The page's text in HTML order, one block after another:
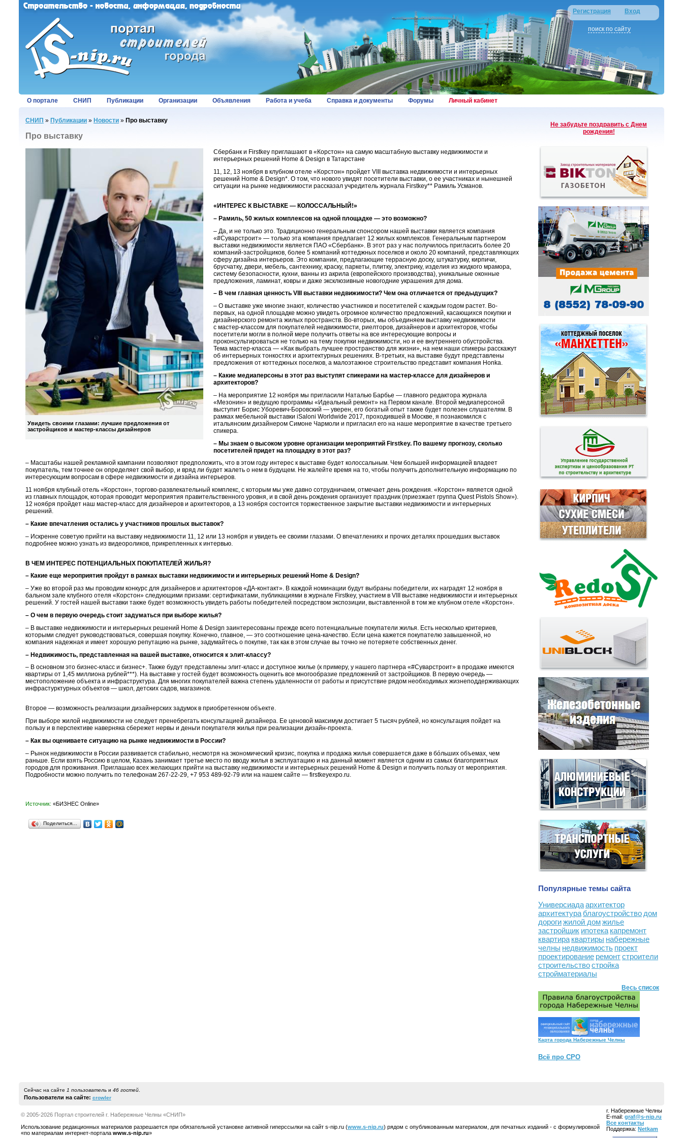
Регистрация Вход
поиск по сайту
О портале СНИП Публикации Организации Объявления Работа и учеба Справка и документы Форумы Личный кабинет
СНИП » Публикации » Новости » Про выставку
Про выставку
Увидеть своими глазами: лучшие предложения от
застройщиков и мастер-классы дизайнеров
Сбербанк и Firstkey приглашают в «Корстон» на самую масштабную выставку недвижимости и
интерьерных решений Home & Design в Татарстане
11, 12, 13 ноября в клубном отеле «Корстон» пройдет VIII выставка недвижимости и интерьерных
решений Home & Design*. О том, что нового увидят посетители выставки, о ее участниках и нынешней
ситуации на рынке недвижимости рассказал учредитель журнала Firstkey** Рамиль Усманов.
«ИНТЕРЕС К ВЫСТАВКЕ — КОЛОССАЛЬНЫЙ!»
– Рамиль, 50 жилых комплексов на одной площадке — это возможно?
– Да, и не только это. Традиционно генеральным спонсором нашей выставки является компания
«#Суварстроит» — только эта компания предлагает 12 жилых комплексов. Генеральным партнером
выставки недвижимости является ПАО «Сбербанк». В этот раз у нас получилось пригласить более 20
компаний-застройщиков, более 5 компаний коттеджных поселков и около 20 компаний, представляющих
сферу дизайна интерьеров. Это компании, предлагающие террасную доску, штукатурку, кирпичи,
брусчатку, двери, мебель, сантехнику, краску, паркеты, плитку, электрику, изделия из жидкого мрамора,
систему безопасности, кухни, ванны из акрила (европейского производства), уникальные оконные
предложения, ламинат, ковры и даже эксклюзивные новогодние украшения для дома.
– В чем главная ценность VIII выставки недвижимости? Чем она отличается от предыдущих?
– О выставке уже многие знают, количество участников и посетителей с каждым годом растет. Во-
первых, на одной площадке можно увидеть огромное количество предложений, касающихся покупки и
дизайнерского ремонта жилых пространств. Во-вторых, мы объединяем выставку недвижимости
с мастер-классом для покупателей недвижимости, риелторов, дизайнеров и архитекторов, чтобы
посетители могли в полной мере получить ответы на все интересующие вопросы и
проконсультироваться не только на тему покупки недвижимости, но и ее внутреннего обустройства.
Тема мастер-класса — «Как выбрать лучшее пространство для жизни», на нем наши спикеры расскажут
об интерьерных тонкостях и архитектурных решениях. В-третьих, на выставке будут представлены
предложения от коттеджных поселков, а малоэтажное строительство представит компания Honka.
– Какие медиаперсоны в этот раз выступят спикерами на мастер-классе для дизайнеров и
архитекторов?
– На мероприятие 12 ноября мы пригласили Наталью Барбье — главного редактора журнала
«Мезонин» и ведущую программы «Идеальный ремонт» на Первом канале. Второй медиаперсоной
выступит Борис Уборевич-Боровский — уверен, его богатый опыт также будет полезен слушателям. В
рамках мебельной выставки iSaloni Worldwide 2017, проходившей в Москве, я познакомился с
итальянским дизайнером Симоне Чармоли и пригласил его на наше мероприятие в качестве третьего
спикера.
– Мы знаем о высоком уровне организации мероприятий Firstkey. По вашему прогнозу, сколько
посетителей придет на площадку в этот раз?
– Масштабы нашей рекламной кампании позволяют предположить, что в этом году интерес к выставке будет колоссальным. Чем большей информацией владеет
покупатель, тем точнее он определяет свой выбор, и вряд ли будет жалеть о нем в будущем. Не жалейте время на то, чтобы получить дополнительную информацию по
интересующим вопросам в сфере недвижимости и дизайна интерьеров.
11 ноября клубный отель «Корстон», торгово-развлекательный комплекс, с которым мы уже давно сотрудничаем, отмечает день рождения. «Корстон» является одной
из главных площадок, которая проводит мероприятия правительственного уровня, и в свой день рождения организует праздник (приезжает группа Quest Pistols Show»).
12 ноября пройдет наш мастер-класс для дизайнеров и архитекторов, а 13 ноября состоится торжественное закрытие выставки недвижимости и интерьерных
решений.
– Какие впечатления остались у участников прошлых выставок?
– Искренне советую прийти на выставку недвижимости 11, 12 или 13 ноября и увидеть ее своими глазами. О впечатлениях и прочих деталях прошедших выставок
подробнее можно узнать из видеороликов, прикрепленных к интервью.
В ЧЕМ ИНТЕРЕС ПОТЕНЦИАЛЬНЫХ ПОКУПАТЕЛЕЙ ЖИЛЬЯ?
– Какие еще мероприятия пройдут в рамках выставки недвижимости и интерьерных решений Home & Design?
– Уже во второй раз мы проводим конкурс для дизайнеров и архитекторов «ДА-контакт». В каждой номинации будут выбраны победители, их наградят 12 ноября в
бальном зале клубного отеля «Корстон» следующими призами: сертификатами, публикациями в журнале Firstkey, участием в VIII выставке недвижимости и интерьерных
решений. У гостей нашей выставки также будет возможность увидеть работы победителей посредством экспозиции, выставленной в том же клубном отеле «Корстон».
– О чем в первую очередь стоит задуматься при выборе жилья?
– В выставке недвижимости и интерьерных решений Home & Design заинтересованы прежде всего потенциальные покупатели жилья. Есть несколько критериев,
которыми следует руководствоваться, совершая покупку. Конечно, главное, — это соотношение цена-качество. Если цена кажется покупателю завышенной, но
компания надежная и имеет хорошую репутацию на рынке, задумайтесь о покупке, так как в этом случае вы точно не потеряете собственных денег.
– Недвижимость, представленная на вашей выставке, относится к элит-классу?
– В основном это бизнес-класс и бизнес+. Также будут представлены элит-класс и доступное жилье (к примеру, у нашего партнера «#Суварстроит» в продаже имеются
квартиры от 1,45 миллиона рублей***). На выставке у гостей будет возможность оценить все многообразие предложений от застройщиков. В первую очередь —
местоположение объекта и инфраструктура. Для многих покупателей важна степень удаленности от работы и присутствие рядом необходимых жизнеподдерживающих
инфрастурктурных объектов — школ, детских садов, магазинов.
Второе — возможность реализации дизайнерских задумок в приобретенном объекте.
При выборе жилой недвижимости не следует пренебрегать консультацией дизайнера. Ее ценовой максимум достигает 5 тысяч рублей, но консультация пойдет на
пользу и в перспективе наверняка сбережет нервы и деньги покупателя жилья при реализации дизайн-проекта.
– Как вы оцениваете ситуацию на рынке недвижимости в России?
– Рынок недвижимости в России развивается стабильно, несмотря на экономический кризис, покупка и продажа жилья совершается даже в бóльших объемах, чем
раньше. Если взять Россию в целом, Казань занимает третье место по вводу жилья в эксплуатацию и на данный момент является одним из самых благоприятных
городов для проживания. Приглашаю всех желающих прийти на выставку недвижимости и интерьерных решений Home & Design и получить пользу от мероприятия.
Подробности можно получить по телефонам 267-22-29, +7 953 489-92-79 или на нашем сайте — firstkeyexpo.ru.
Источник: «БИЗНЕС Online»
Поделиться…
Не забудьте поздравить с Днем
рождения!
Популярные темы сайта
Универсиадаархитектор
архитектура благоустройство дом
дорогижилой домжилье
застройщик ипотека капремонт
квартира квартиры набережные
челны недвижимость проект
проектирование ремонтстроители
строительствостройка
стройматериалы
Весь список
Карта города Набережные Челны
Всё про СРО
Сейчас на сайте 1 пользовательи 46 гостей.
Пользователи на сайте: crowler
© 2005-2026 Портал строителей г. Набережные Челны «СНИП»
Использование редакционных материалов разрешается при обязательной установке активной гиперссылки на сайт s-nip.ru (www.s-nip.ru) рядом с опубликованным материалом, для печатных изданий - с формулировкой
«по материалам интернет-портала www.s-nip.ru»
г. Набережные Челны
E-mail: graf@s-nip.ru
Все контакты
Поддержка: Netkam